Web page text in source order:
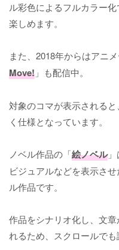
ル彩色によるフルカラー
楽しめます。
また、2018年からはアニ
Move! 」も配信中。
対象のコマが表示される
く仕様となっています。
ノベル作品の「絵ノベル」
ビジュアルなどを表示さ
ル作品です。
作品をシナリオ化し、文
れるため、スクロールでも